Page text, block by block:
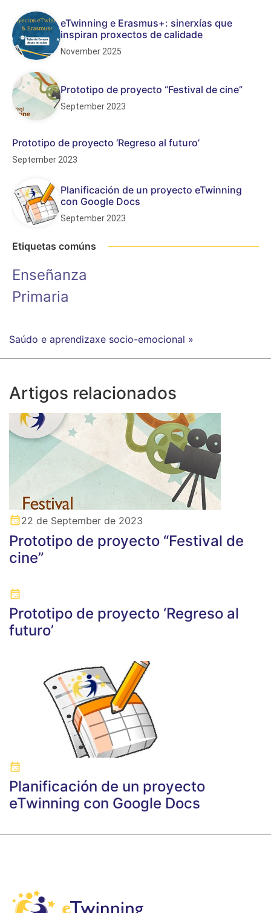
eTwinning e Erasmus+: sinerxías que
inspiran proxectos de calidade
November 2025
Prototipo de proyecto “Festival de cine”
September 2023
Prototipo de proyecto ‘Regreso al futuro’
September 2023
Planificación de un proyecto eTwinning
con Google Docs
September 2023
Etiquetas comúns
Enseñanza
Primaria
Saúdo e aprendizaxe socio-emocional »
Artigos relacionados
22 de September de 2023
Prototipo de proyecto “Festival de
cine”
Prototipo de proyecto ‘Regreso al
futuro’
Planificación de un proyecto
eTwinning con Google Docs